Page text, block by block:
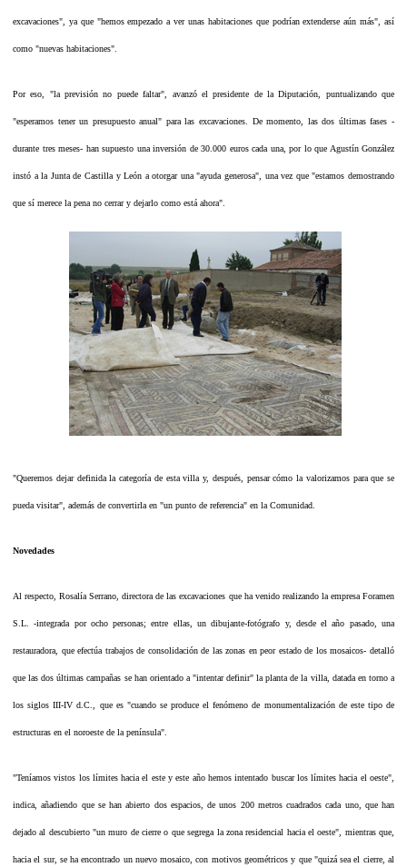
excavaciones", ya que "hemos empezado a ver unas habitaciones que podrían extenderse aún más", así
como "nuevas habitaciones".
Por eso, "la previsión no puede faltar", avanzó el presidente de la Diputación, puntualizando que
"esperamos tener un presupuesto anual" para las excavaciones. De momento, las dos últimas fases -
durante tres meses- han supuesto una inversión de 30.000 euros cada una, por lo que Agustín González
instó a la Junta de Castilla y León a otorgar una "ayuda generosa", una vez que "estamos demostrando
que sí merece la pena no cerrar y dejarlo como está ahora".
"Queremos dejar definida la categoría de esta villa y, después, pensar cómo la valorizamos para que se
pueda visitar", además de convertirla en "un punto de referencia" en la Comunidad.
Novedades
Al respecto, Rosalía Serrano, directora de las excavaciones que ha venido realizando la empresa Foramen
S.L. -integrada por ocho personas; entre ellas, un dibujante-fotógrafo y, desde el año pasado, una
restauradora, que efectúa trabajos de consolidación de las zonas en peor estado de los mosaicos- detalló
que las dos últimas campañas se han orientado a "intentar definir" la planta de la villa, datada en torno a
los siglos III-IV d.C., que es "cuando se produce el fenómeno de monumentalización de este tipo de
estructuras en el noroeste de la península".
"Teníamos vistos los límites hacia el este y este año hemos intentado buscar los límites hacia el oeste",
indica, añadiendo que se han abierto dos espacios, de unos 200 metros cuadrados cada uno, que han
dejado al descubierto "un muro de cierre o que segrega la zona residencial hacia el oeste", mientras que,
hacia el sur, se ha encontrado un nuevo mosaico, con motivos geométricos y que "quizá sea el cierre, al